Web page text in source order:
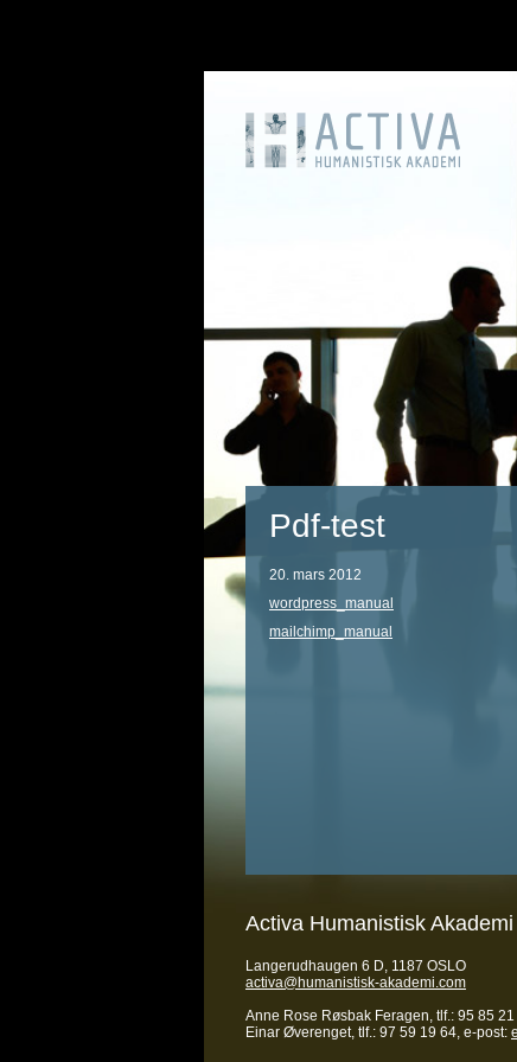
Pdf-test
20. mars 2012
wordpress_manual
mailchimp_manual
Activa Humanistisk Akademi
Langerudhaugen 6 D, 1187 OSLO
activa@humanistisk-akademi.com
Anne Rose Røsbak Feragen, tlf.: 95 85
Einar Øverenget, tlf.: 97 59 19 64, e-post: